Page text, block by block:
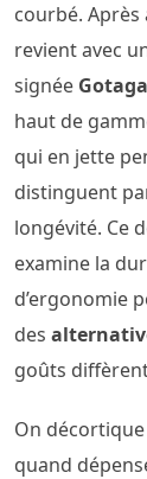
courbé. Après
revient avec
signée Gotaga
haut de
qui en jette
distinguent
longévité. Ce
examine la
d’ergonomie
des
goûts
On
quand